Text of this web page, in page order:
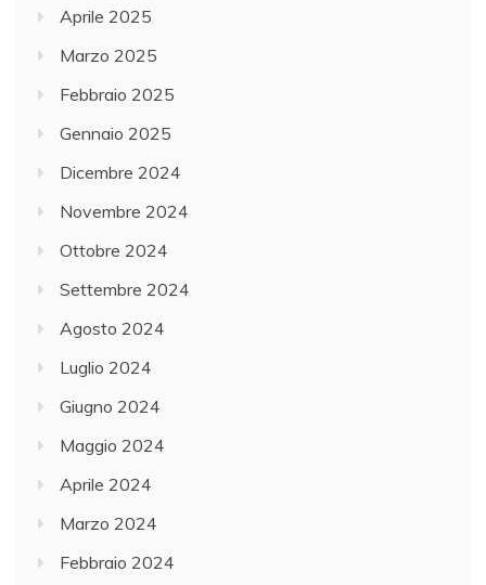
Aprile 2025
Marzo 2025
Febbraio 2025
Gennaio 2025
Dicembre 2024
Novembre 2024
Ottobre 2024
Settembre 2024
Agosto 2024
Luglio 2024
Giugno 2024
Maggio 2024
Aprile 2024
Marzo 2024
Febbraio 2024